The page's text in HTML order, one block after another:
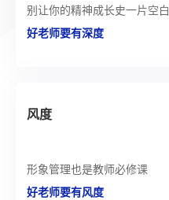
别让你的精神成长史一片空白
好老师要有深度
风度
形象管理也是教师必修课
好老师要有风度